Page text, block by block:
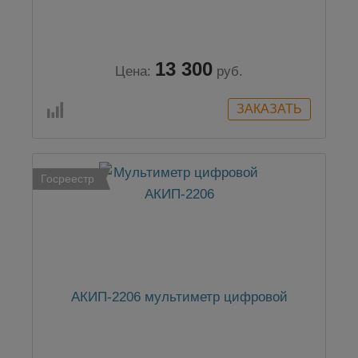
Цена: 13 300 руб.
Госреестр
АКИП-2206 мультиметр цифровой